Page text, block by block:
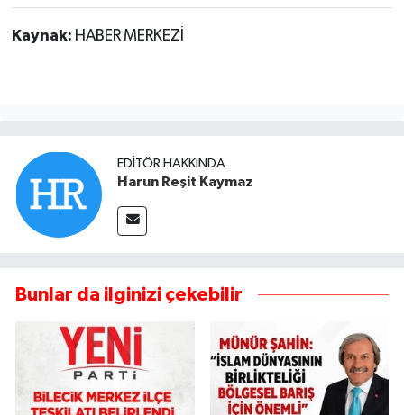
Kaynak: HABER MERKEZİ
EDITÖR HAKKINDA
Harun Reşit Kaymaz
Bunlar da ilginizi çekebilir